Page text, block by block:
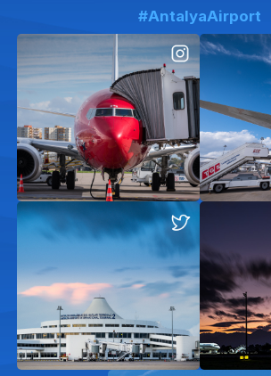
#AntalyaAirport